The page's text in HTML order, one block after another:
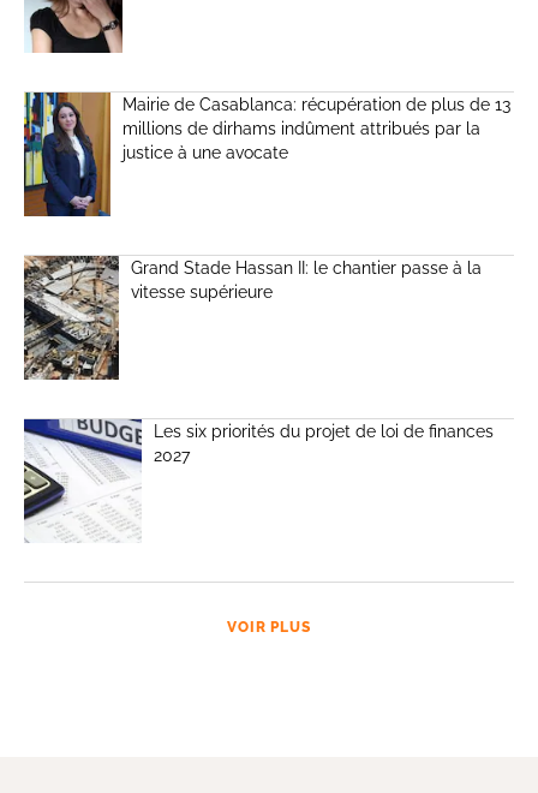
Mairie de Casablanca: récupération de plus de 13
millions de dirhams indûment attribués par la
justice à une avocate
Grand Stade Hassan II: le chantier passe à la
vitesse supérieure
Les six priorités du projet de loi de finances
2027
VOIR PLUS